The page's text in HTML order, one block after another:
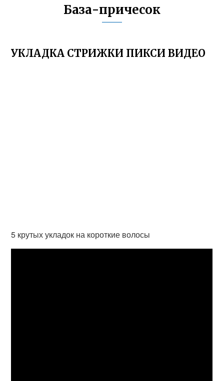
База-причесок
УКЛАДКА СТРИЖКИ ПИКСИ ВИДЕО
5 крутых укладок на короткие волосы